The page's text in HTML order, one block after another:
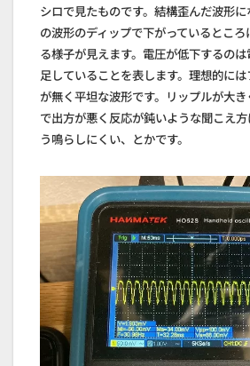
シロで見たものです。結構歪んだ波形
の波形のディップで下がっているとこ
る様子が見えます。電圧が低下するの
足していることを表します。理想的に
が無く平坦な波形です。リップルが大
で出方が悪く反応が鈍いような聞こえ
う鳴らしにくい、とかです。